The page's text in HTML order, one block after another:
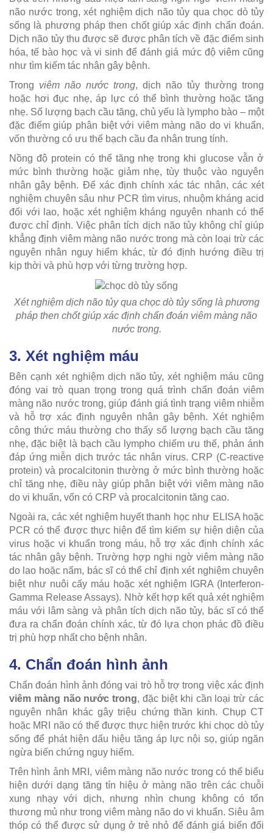
não nước trong, xét nghiệm dịch não tủy qua chọc dò tủy
sống là phương pháp then chốt giúp xác định chẩn đoán.
Dịch não tủy thu được sẽ được phân tích về đặc điểm sinh
hóa, tế bào học và vi sinh để đánh giá mức độ viêm cũng
như tìm kiếm tác nhân gây bệnh.
Trong viêm não nước trong, dịch não tủy thường trong
hoặc hơi đục nhẹ, áp lực có thể bình thường hoặc tăng
nhẹ. Số lượng bạch cầu tăng, chủ yếu là lympho bào – một
đặc điểm giúp phân biệt với viêm màng não do vi khuẩn,
vốn thường có ưu thế bạch cầu đa nhân trung tính.
Nồng độ protein có thể tăng nhẹ trong khi glucose vẫn ở
mức bình thường hoặc giảm nhẹ, tùy thuộc vào nguyên
nhân gây bệnh. Để xác định chính xác tác nhân, các xét
nghiệm chuyên sâu như PCR tìm virus, nhuộm kháng acid
đối với lao, hoặc xét nghiệm kháng nguyên nhanh có thể
được chỉ định. Việc phân tích dịch não tủy không chỉ giúp
khẳng định viêm màng não nước trong mà còn loại trừ các
nguyên nhân nguy hiểm khác, từ đó định hướng điều trị
kịp thời và phù hợp với từng trường hợp.
Xét nghiệm dịch não tủy qua chọc dò tủy sống là phương
pháp then chốt giúp xác định chẩn đoán viêm màng não
nước trong.
3. Xét nghiệm máu
Bên cạnh xét nghiệm dịch não tủy, xét nghiệm máu cũng
đóng vai trò quan trọng trong quá trình chẩn đoán viêm
màng não nước trong, giúp đánh giá tình trạng viêm nhiễm
và hỗ trợ xác định nguyên nhân gây bệnh. Xét nghiệm
công thức máu thường cho thấy số lượng bạch cầu tăng
nhẹ, đặc biệt là bạch cầu lympho chiếm ưu thế, phản ánh
đáp ứng miễn dịch trước tác nhân virus. CRP (C-reactive
protein) và procalcitonin thường ở mức bình thường hoặc
chỉ tăng nhẹ, điều này giúp phân biệt với viêm màng não
do vi khuẩn, vốn có CRP và procalcitonin tăng cao.
Ngoài ra, các xét nghiệm huyết thanh học như ELISA hoặc
PCR có thể được thực hiện để tìm kiếm sự hiện diện của
virus hoặc vi khuẩn trong máu, hỗ trợ xác định chính xác
tác nhân gây bệnh. Trường hợp nghi ngờ viêm màng não
do lao hoặc nấm, bác sĩ có thể chỉ định xét nghiệm chuyên
biệt như nuôi cấy máu hoặc xét nghiệm IGRA (Interferon-
Gamma Release Assays). Nhờ kết hợp kết quả xét nghiệm
máu với lâm sàng và phân tích dịch não tủy, bác sĩ có thể
đưa ra chẩn đoán chính xác, từ đó lựa chọn phác đồ điều
trị phù hợp nhất cho bệnh nhân.
4. Chẩn đoán hình ảnh
Chẩn đoán hình ảnh đóng vai trò hỗ trợ trong việc xác định
viêm màng não nước trong, đặc biệt khi cần loại trừ các
nguyên nhân khác gây triệu chứng thần kinh. Chụp CT
hoặc MRI não có thể được thực hiện trước khi chọc dò tủy
sống để phát hiện dấu hiệu tăng áp lực nội sọ, giúp ngăn
ngừa biến chứng nguy hiểm.
Trên hình ảnh MRI, viêm màng não nước trong có thể biểu
hiện dưới dạng tăng tín hiệu ở màng não trên các chuỗi
xung nhạy với dịch, nhưng nhìn chung không có tổn
thương mủ như trong viêm màng não do vi khuẩn. Siêu âm
thóp có thể được sử dụng ở trẻ nhỏ để đánh giá biến đổi